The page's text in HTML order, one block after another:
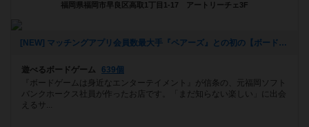
福岡県福岡市早良区高取1丁目1-17 アートリーチェ3F
[NEW] マッチングアプリ会員数最大手『ペアーズ』との初の【ボードゲームマッチングイベント】開催決定‼️（2026年01月06日 16時43分）
遊べるボードゲーム
639個
『ボードゲームは身近なエンターテイメント』が信条の、元福岡ソフト
バンクホークス社員が作ったお店です。「まだ知らない楽しい」に出会
えるサ...